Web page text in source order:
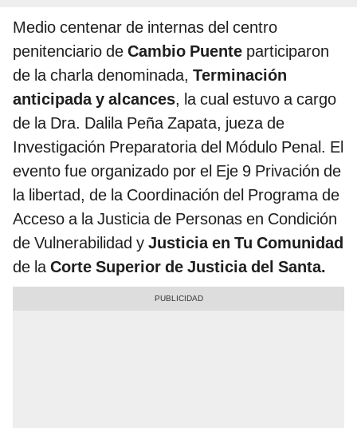
Medio centenar de internas del centro
penitenciario de Cambio Puente participaron
de la charla denominada, Terminación
anticipada y alcances, la cual estuvo a cargo
de la Dra. Dalila Peña Zapata, jueza de
Investigación Preparatoria del Módulo Penal. El
evento fue organizado por el Eje 9 Privación de
la libertad, de la Coordinación del Programa de
Acceso a la Justicia de Personas en Condición
de Vulnerabilidad y Justicia en Tu Comunidad
de laCorte Superior de Justicia del Santa.